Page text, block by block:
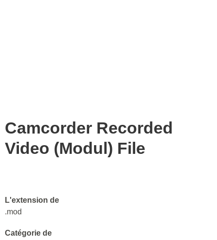
Camcorder Recorded
Video (Modul) File
L'extension de
.mod
Catégorie de